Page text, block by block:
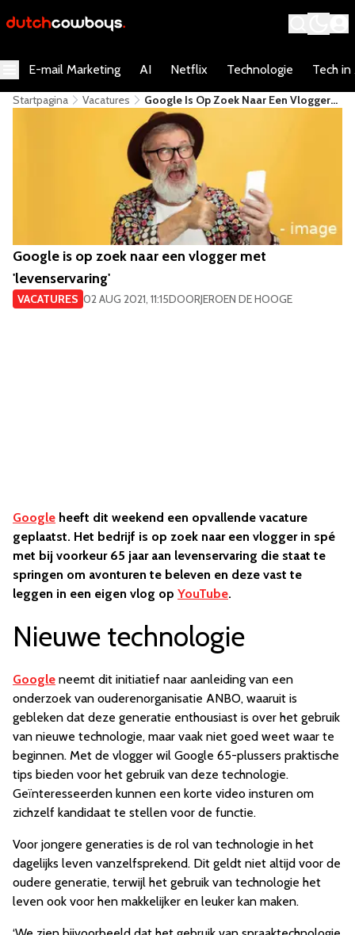
E-mail Marketing AI Netflix Technologie Tech in
Startpagina Vacatures
Google Is Op Zoek Naar Een Vlogger
Met 'levenservaring'
Google is op zoek naar een vlogger met
'levenservaring'
VACATURES 02 AUG 2021, 11:15DOORJEROEN DE HOOGE
Google heeft dit weekend een opvallende vacature
geplaatst. Het bedrijf is op zoek naar een vlogger in spé
met bij voorkeur 65 jaar aan levenservaring die staat te
springen om avonturen te beleven en deze vast te
leggen in een eigen vlog op YouTube.
Nieuwe technologie
Google neemt dit initiatief naar aanleiding van een
onderzoek van ouderenorganisatie ANBO, waaruit is
gebleken dat deze generatie enthousiast is over het gebruik
van nieuwe technologie, maar vaak niet goed weet waar te
beginnen. Met de vlogger wil Google 65-plussers praktische
tips bieden voor het gebruik van deze technologie.
Geïnteresseerden kunnen een korte video insturen om
zichzelf kandidaat te stellen voor de functie.
Voor jongere generaties is de rol van technologie in het
dagelijks leven vanzelfsprekend. Dit geldt niet altijd voor de
oudere generatie, terwijl het gebruik van technologie het
leven ook voor hen makkelijker en leuker kan maken.